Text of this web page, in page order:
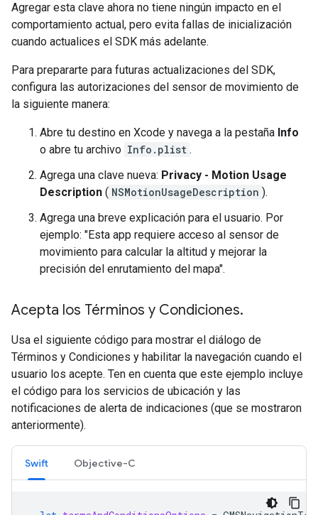
Agregar esta clave ahora no tiene ningún impacto en el
comportamiento actual, pero evita fallas de inicialización
cuando actualices el SDK más adelante.
Para prepararte para futuras actualizaciones del SDK,
configura las autorizaciones del sensor de movimiento de
la siguiente manera:
Abre tu destino en Xcode y navega a la pestaña Info
o abre tu archivo Info.plist .
Agrega una clave nueva: Privacy - Motion Usage
Description ( NSMotionUsageDescription ).
Agrega una breve explicación para el usuario. Por
ejemplo: "Esta app requiere acceso al sensor de
movimiento para calcular la altitud y mejorar la
precisión del enrutamiento del mapa".
Acepta los Términos y Condiciones.
Usa el siguiente código para mostrar el diálogo de
Términos y Condiciones y habilitar la navegación cuando el
usuario los acepte. Ten en cuenta que este ejemplo incluye
el código para los servicios de ubicación y las
notificaciones de alerta de indicaciones (que se mostraron
anteriormente).
Swift Objective-C